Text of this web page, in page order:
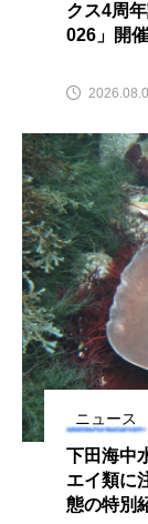
キーワー
おばま水族館
アイゴ
アオリイカ
アカクラゲ
アカムツ
アサヒガニ
アッキガイ
アブラボテ
クス4周
026」開
ニュース
下田海中
エイ類に
態の特別